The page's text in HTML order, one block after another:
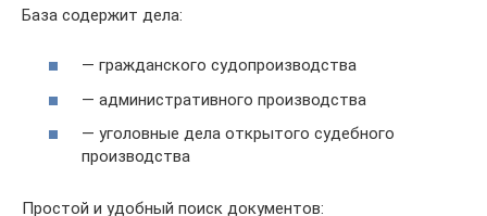
База содержит дела:
— гражданского судопроизводства
— административного производства
— уголовные дела открытого судебного
производства
Простой и удобный поиск документов: